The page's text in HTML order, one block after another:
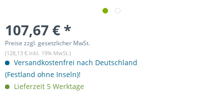
107,67 € *
Preise zzgl. gesetzlicher MwSt.
(128,13 € inkl. 19% MwSt.)
Versandkostenfrei nach Deutschland
(Festland ohne Inseln)!
Lieferzeit 5 Werktage